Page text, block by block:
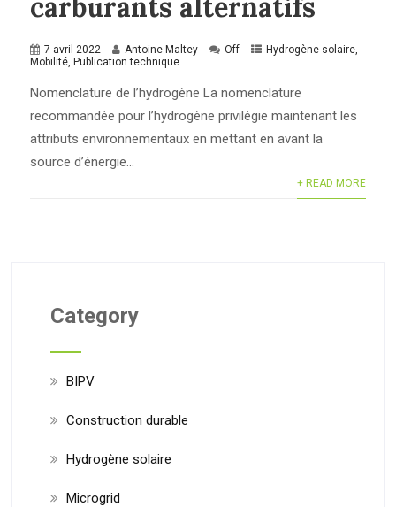
carburants alternatifs
7 avril 2022 Antoine Maltey Off Hydrogène solaire,
Mobilité,Publication technique
Nomenclature de l’hydrogène La nomenclature
recommandée pour l’hydrogène privilégie maintenant les
attributs environnementaux en mettant en avant la
source d’énergie...
+ READ MORE
Category
BIPV
Construction durable
Hydrogène solaire
Microgrid